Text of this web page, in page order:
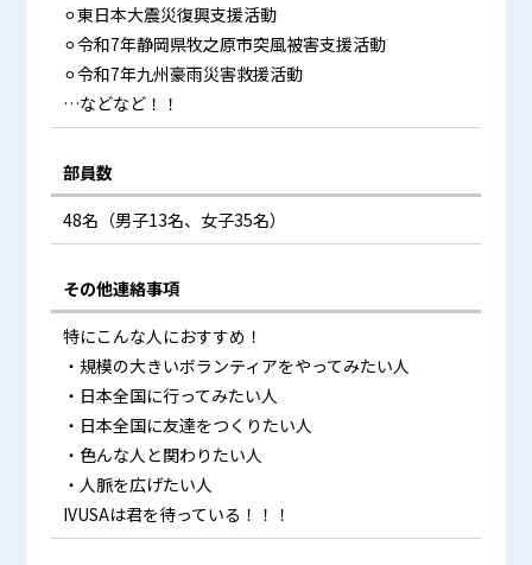
⚪︎東日本大震災復興支援活動
⚪︎令和7年静岡県牧之原市突風被害支援活動
⚪︎令和7年九州豪雨災害救援活動
…などなど！！
部員数
48名（男子13名、女子35名）
その他連絡事項
特にこんな人におすすめ！
・規模の大きいボランティアをやってみたい人
・日本全国に行ってみたい人
・日本全国に友達をつくりたい人
・色んな人と関わりたい人
・人脈を広げたい人
IVUSAは君を待っている！！！